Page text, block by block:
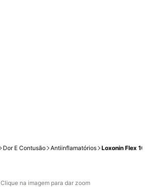
Dor E Contusão Antiinflamatórios Loxonin Flex
Clique na imagem para dar zoom